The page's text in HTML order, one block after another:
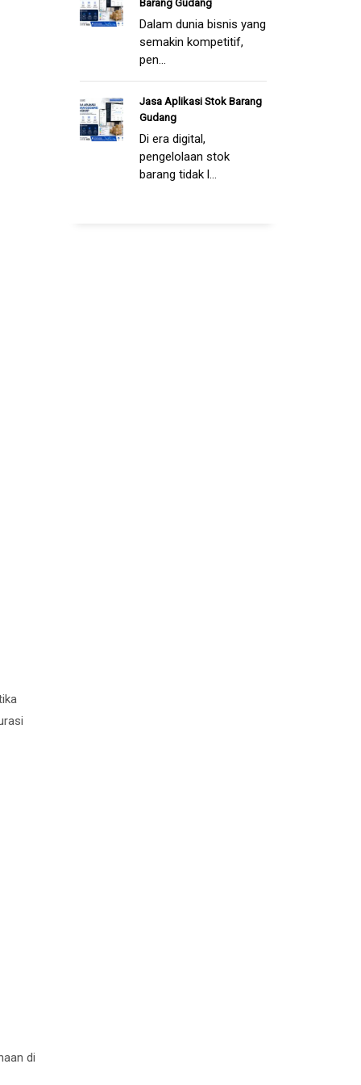
di
Barang Gudang
Dalam dunia bisnis yang
semakin kompetitif,
pen...
Jasa Aplikasi Stok Barang
Gudang
Di era digital,
pengelolaan stok
barang tidak l...